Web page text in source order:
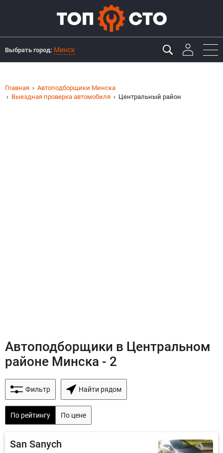
Выбрать город: Минск
Главная
Автоподборщики Минска
Выездная проверка автомобиля
Центральный район
Автоподборщики в Центральном
районе Минска - 2
Фильтр Найти рядом
По рейтингу По цене
San Sanych